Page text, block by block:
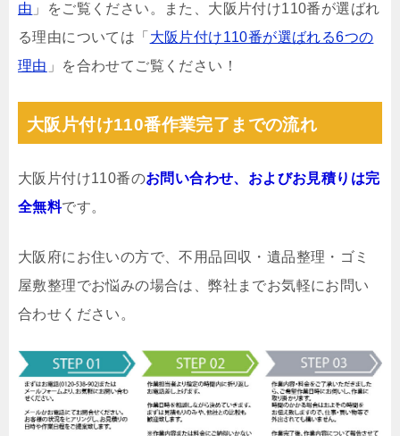
由 」をご覧ください。また、大阪片付け110番が選ばれ
る理由については「 大阪片付け110番が選ばれる6つの
理由 」を合わせてご覧ください！
大阪片付け110番作業完了までの流れ
大阪片付け110番のお問い合わせ、およびお見積りは完
全無料です。
大阪府にお住いの方で、不用品回収・遺品整理・ゴミ
屋敷整理でお悩みの場合は、弊社までお気軽にお問い
合わせください。